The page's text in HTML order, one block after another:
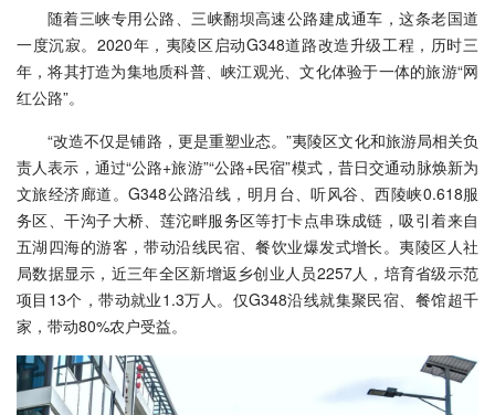
随着三峡专用公路、三峡翻坝高速公路建成通车，这条老国道
一度沉寂。2020年，夷陵区启动G348道路改造升级工程，历时三
年，将其打造为集地质科普、峡江观光、文化体验于一体的旅游“网
红公路”。
“改造不仅是铺路，更是重塑业态。”夷陵区文化和旅游局相关负
责人表示，通过“公路+旅游”“公路+民宿”模式，昔日交通动脉焕新为
文旅经济廊道。G348公路沿线，明月台、听风谷、西陵峡0.618服
务区、干沟子大桥、莲沱畔服务区等打卡点串珠成链，吸引着来自
五湖四海的游客，带动沿线民宿、餐饮业爆发式增长。夷陵区人社
局数据显示，近三年全区新增返乡创业人员2257人，培育省级示范
项目13个，带动就业1.3万人。仅G348沿线就集聚民宿、餐馆超千
家，带动80%农户受益。